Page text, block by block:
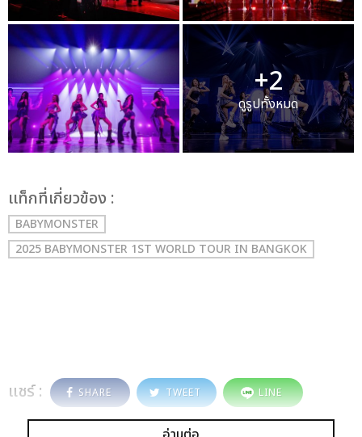
+2
ดูรูปทั้งหมด
เเท็กที่เกี่ยวข้อง :
BABYMONSTER
2025 BABYMONSTER 1ST WORLD TOUR IN BANGKOK
แชร์ : SHARE TWEET LINE